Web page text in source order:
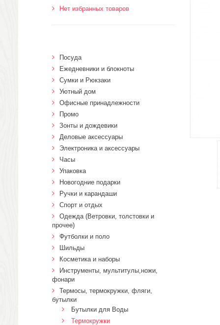
Нет избранных товаров
Посуда
Ежедневники и блокноты
Сумки и Рюкзаки
Уютный дом
Офисные принадлежности
Промо
Зонты и дождевики
Деловые аксессуары
Электроника и аксессуары
Часы
Упаковка
Новогодние подарки
Ручки и карандаши
Спорт и отдых
Одежда (Ветровки, толстовки и
прочее)
Футболки и поло
Шильды
Косметика и наборы
Инструменты, мультитулы,ножи,
фонари
Термосы, термокружки, фляги,
бутылки
Бутылки для Воды
Термокружки